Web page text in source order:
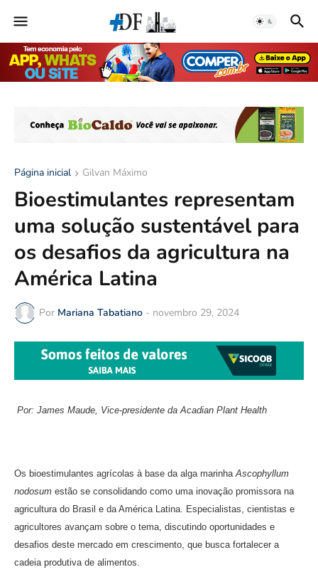
Página inicial Gilvan Máximo
Bioestimulantes representam
uma solução sustentável para
os desafios da agricultura na
América Latina
Por Mariana Tabatiano - novembro 29, 2024
Por: James Maude, Vice-presidente da Acadian Plant Health
Os bioestimulantes agrícolas à base da alga marinhaAscophyllum
nodosum estão se consolidando como uma inovação promissora na
agricultura do Brasil e da América Latina. Especialistas, cientistas e
agricultores avançam sobre o tema, discutindo oportunidades e
desafios deste mercado em crescimento, que busca fortalecer a
cadeia produtiva de alimentos.